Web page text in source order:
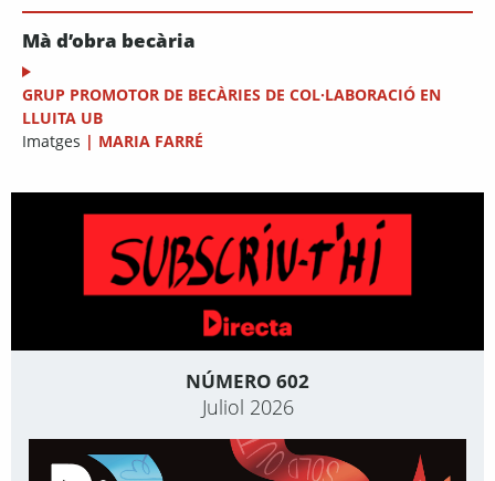
Mà d’obra becària
GRUP PROMOTOR DE BECÀRIES DE COL·LABORACIÓ EN
LLUITA UB
Imatges | MARIA FARRÉ
NÚMERO 602
Juliol 2026